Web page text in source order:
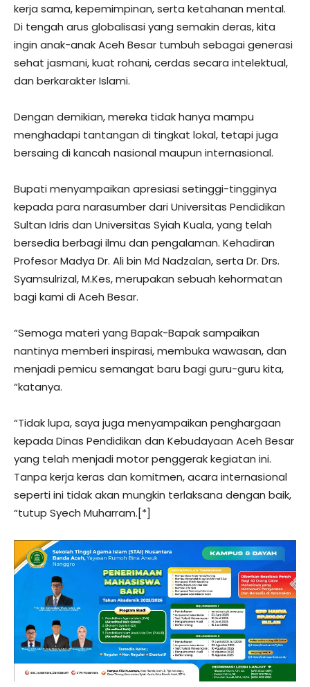
kerja sama, kepemimpinan, serta ketahanan mental.
Di tengah arus globalisasi yang semakin deras, kita
ingin anak-anak Aceh Besar tumbuh sebagai generasi
sehat jasmani, kuat rohani, cerdas secara intelektual,
dan berkarakter Islami.
Dengan demikian, mereka tidak hanya mampu
menghadapi tantangan di tingkat lokal, tetapi juga
bersaing di kancah nasional maupun internasional.
Bupati menyampaikan apresiasi setinggi-tingginya
kepada para narasumber dari Universitas Pendidikan
Sultan Idris dan Universitas Syiah Kuala, yang telah
bersedia berbagi ilmu dan pengalaman. Kehadiran
Profesor Madya Dr. Ali bin Md Nadzalan, serta Dr. Drs.
Syamsulrizal, M.Kes, merupakan sebuah kehormatan
bagi kami di Aceh Besar.
“Semoga materi yang Bapak-Bapak sampaikan
nantinya memberi inspirasi, membuka wawasan, dan
menjadi pemicu semangat baru bagi guru-guru kita,
“katanya.
“Tidak lupa, saya juga menyampaikan penghargaan
kepada Dinas Pendidikan dan Kebudayaan Aceh Besar
yang telah menjadi motor penggerak kegiatan ini.
Tanpa kerja keras dan komitmen, acara internasional
seperti ini tidak akan mungkin terlaksana dengan baik,
“tutup Syech Muharram.[*]